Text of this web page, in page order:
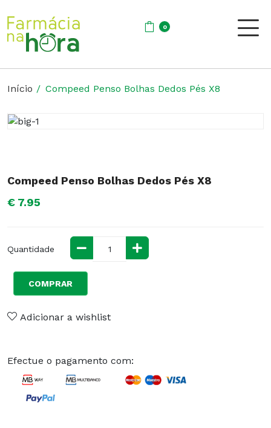
0
Início Compeed Penso Bolhas Dedos Pés X8
Compeed Penso Bolhas Dedos Pés X8
€ 7.95
Quantidade
COMPRAR
Adicionar a wishlist
Efectue o pagamento com: